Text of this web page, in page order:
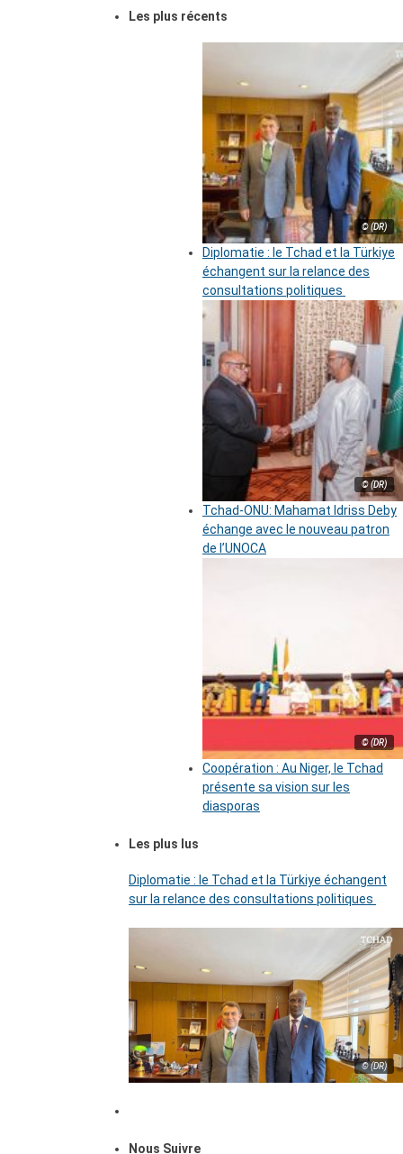
Les plus récents
© (DR)
Diplomatie : le Tchad et la Türkiye
échangent sur la relance des
consultations politiques
© (DR)
Tchad-ONU: Mahamat Idriss Deby
échange avec le nouveau patron
de l’UNOCA
© (DR)
Coopération : Au Niger, le Tchad
présente sa vision sur les
diasporas
Les plus lus
Diplomatie : le Tchad et la Türkiye échangent
sur la relance des consultations politiques
© (DR)
Nous Suivre